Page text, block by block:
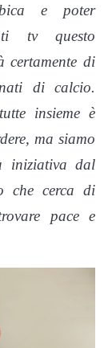
e poter
tv questo
certamente di
di calcio.
insieme è
ma siamo
iniziativa dal
che cerca di
pace e